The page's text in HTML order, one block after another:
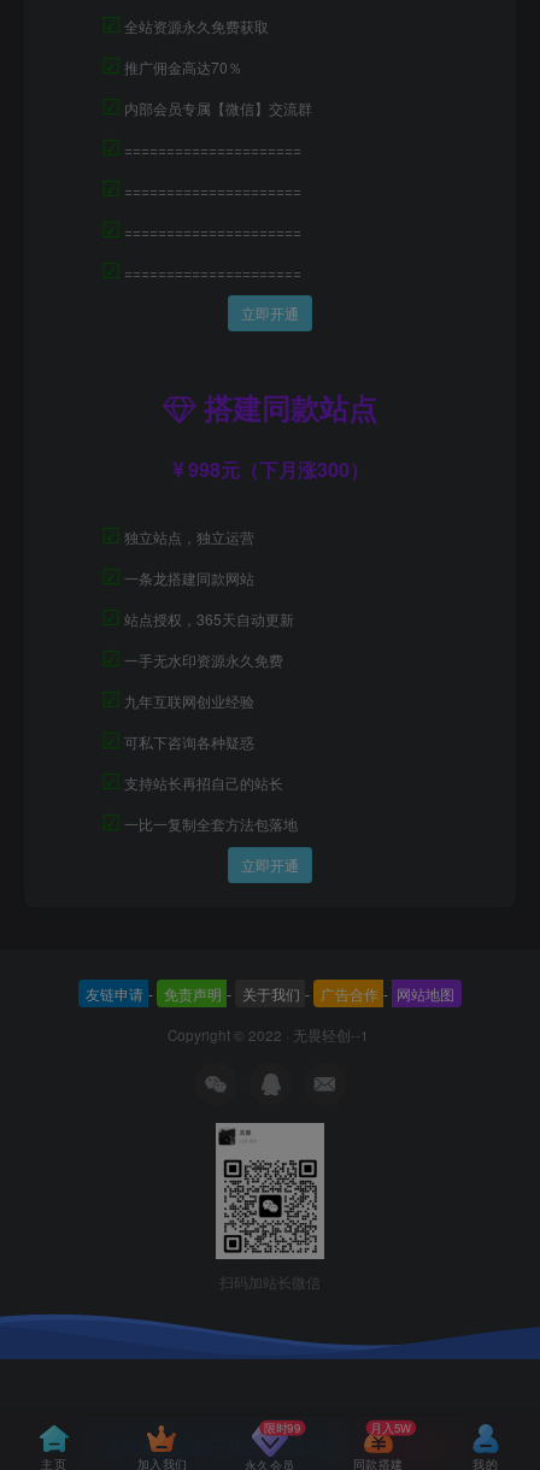
☑ 全站资源永久免费获取
☑ 推广佣金高达70％
☑ 内部会员专属【微信】交流群
☑ =====================
☑ =====================
☑ =====================
☑ =====================
立即开通
搭建同款站点
998元（下月涨300）
☑ 独立站点，独立运营
☑ 一条龙搭建同款网站
☑ 站点授权，365天自动更新
☑ 一手无水印资源永久免费
☑ 九年互联网创业经验
☑ 可私下咨询各种疑惑
☑ 支持站长再招自己的站长
☑ 一比一复制全套方法包落地
立即开通
友链申请 - 免责声明 - 关于我们 - 广告合作 - 网站地图
Copyright © 2022 · 无畏轻创--1
扫码加站长微信
主页 加入我们 永久会员
限时99
同款搭建
月入5W
我的
本站主题由Zibll子比主题强力驱动 联系作者